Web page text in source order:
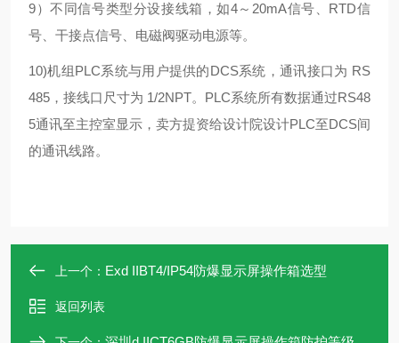
9）不同信号类型分设接线箱，如4～20mA信号、RTD信
号、干接点信号、电磁阀驱动电源等。
10)机组PLC系统与用户提供的DCS系统，通讯接口为 RS
485，接线口尺寸为 1/2NPT。PLC系统所有数据通过RS48
5通讯至主控室显示，卖方提资给设计院设计PLC至DCS间
的通讯线路。
上一个： Exd IIBT4/IP54防爆显示屏操作箱选型
返回列表